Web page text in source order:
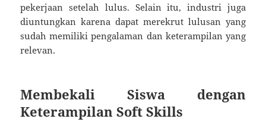
pekerjaan setelah lulus. Selain itu, industri juga
diuntungkan karena dapat merekrut lulusan yang
sudah memiliki pengalaman dan keterampilan yang
relevan.
Membekali Siswa dengan
Keterampilan Soft Skills